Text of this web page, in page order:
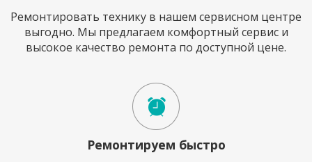
Ремонтировать технику в нашем сервисном центре
выгодно. Мы предлагаем комфортный сервис и
высокое качество ремонта по доступной цене.
Ремонтируем быстро